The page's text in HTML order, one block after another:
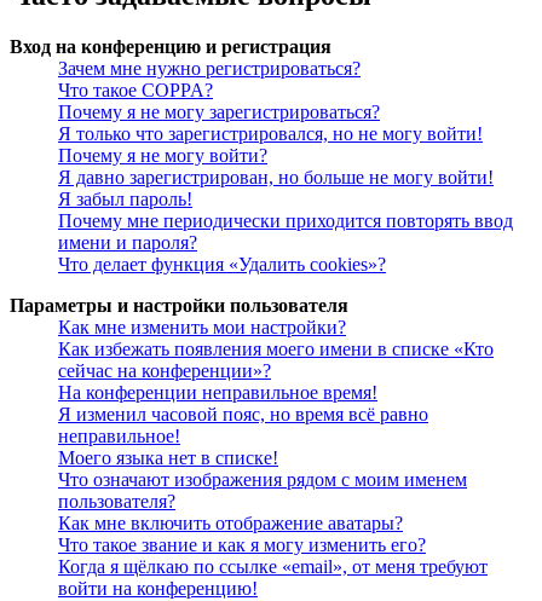
Вход на конференцию и регистрация
Зачем мне нужно регистрироваться?
Что такое COPPA?
Почему я не могу зарегистрироваться?
Я только что зарегистрировался, но не могу войти!
Почему я не могу войти?
Я давно зарегистрирован, но больше не могу войти!
Я забыл пароль!
Почему мне периодически приходится повторять ввод
имени и пароля?
Что делает функция «Удалить cookies»?
Параметры и настройки пользователя
Как мне изменить мои настройки?
Как избежать появления моего имени в списке «Кто
сейчас на конференции»?
На конференции неправильное время!
Я изменил часовой пояс, но время всё равно
неправильное!
Моего языка нет в списке!
Что означают изображения рядом с моим именем
пользователя?
Как мне включить отображение аватары?
Что такое звание и как я могу изменить его?
Когда я щёлкаю по ссылке «email», от меня требуют
войти на конференцию!